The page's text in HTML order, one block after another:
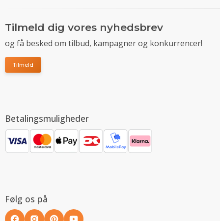
Tilmeld dig vores nyhedsbrev
og få besked om tilbud, kampagner og konkurrencer!
Tilmeld
Betalingsmuligheder
Følg os på